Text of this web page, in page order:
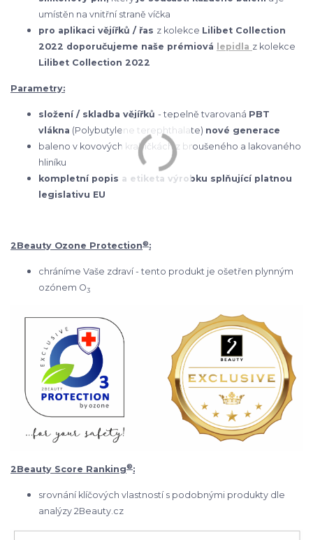
umístěn na vnitřní straně víčka
pro aplikaci vějířků / řas z kolekce Lilibet Collection
2022 doporučujeme naše prémiová
lepidla z kolekce
Lilibet Collection 2022
Parametry:
složení / skladba vějířků - tepelně tvarovaná PBT
vlákna (Polybutylene terephthalate) nové generace
baleno v kovových krabičkách z broušeného a lakovaného
hliníku
kompletní popis a etiketa výrobku splňující platnou
legislativu EU
2Beauty Ozone Protection®:
chráníme Vaše zdraví - tento produkt je ošetřen plynným
ozónem O3
2Beauty Score Ranking®:
srovnání klíčových vlastností s podobnými produkty dle
analýzy 2Beauty.cz